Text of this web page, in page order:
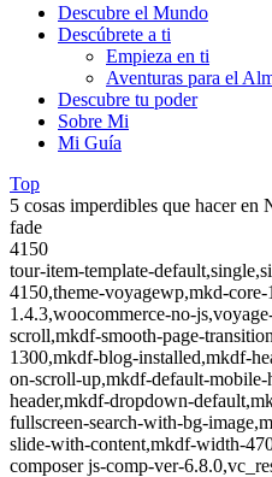
Descubre el Mundo
Descúbrete a ti
Empieza en ti
Aventuras para el
Descubre tu poder
Sobre Mi
Mi Guía
Top
5 cosas imperdibles que hacer en
fade
4150
tour-item-template-
4150,theme-voyagewp,mkd-
1.4.3,woocommerce-no-
scroll,mkdf-smooth-page-
1300,mkdf-blog-installed,mkdf-
on-scroll-up,mkdf-default-
header,mkdf-dropdown-
fullscreen-search-with-bg-
slide-with-content,mkdf-width-
composer js-comp-ver-